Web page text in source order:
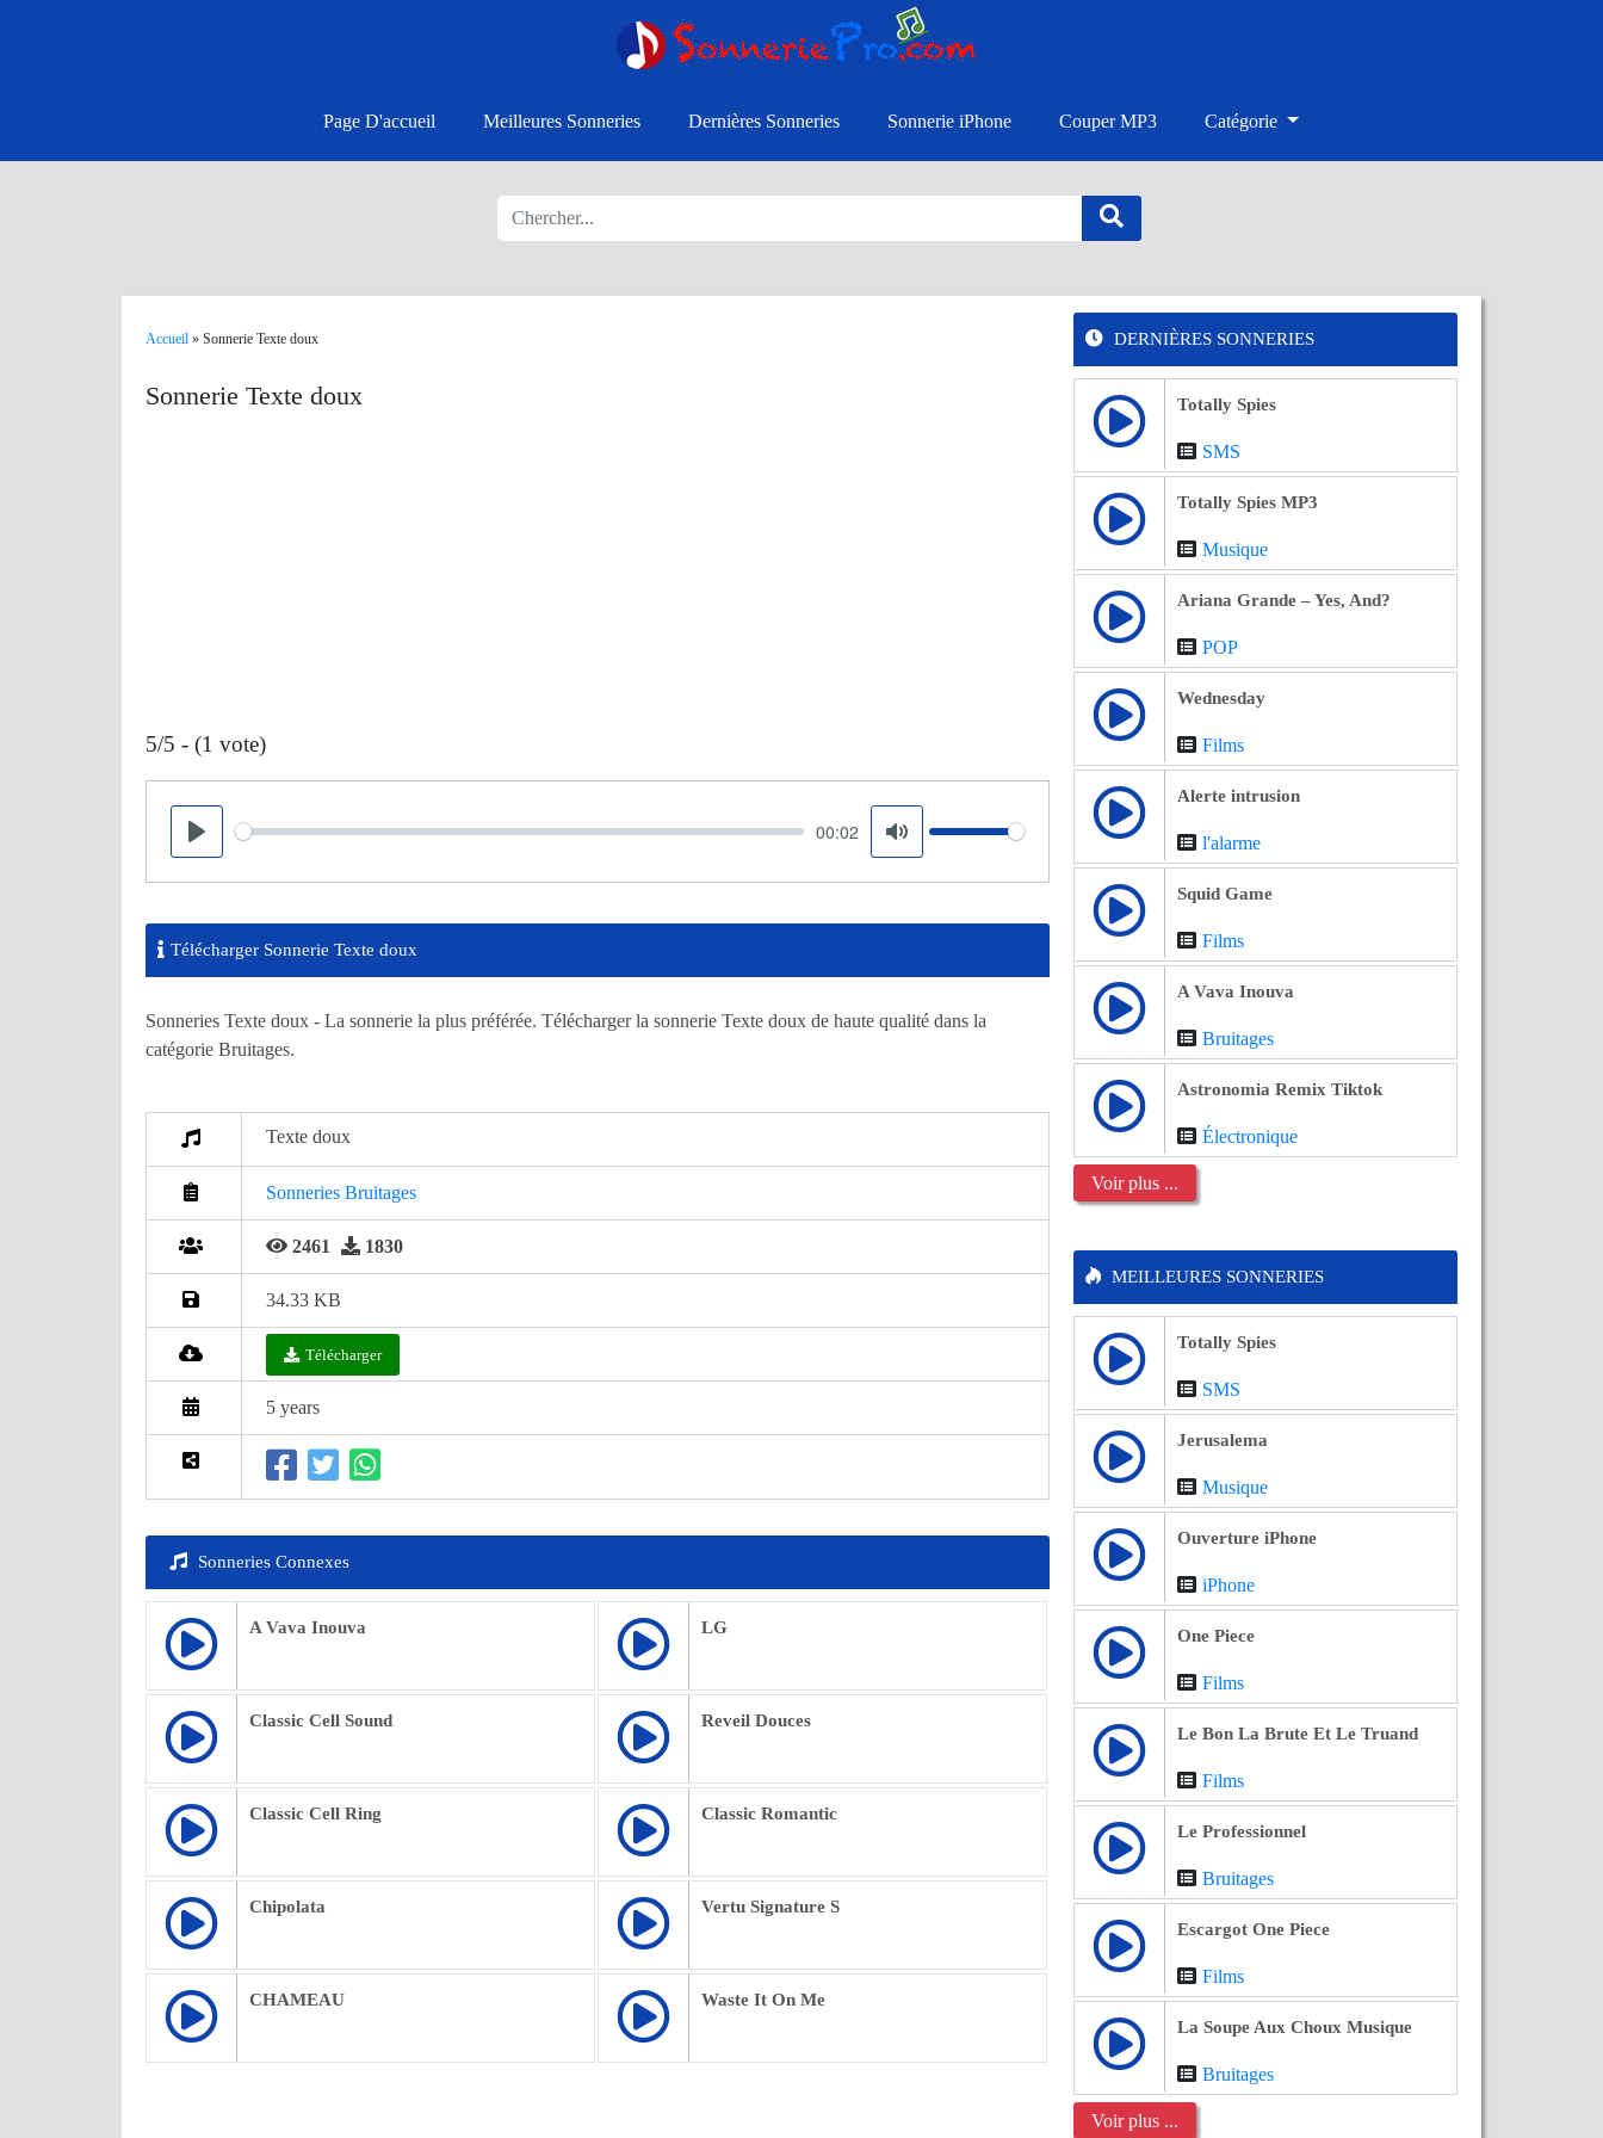
Page D'accueil Meilleures Sonneries Dernières Sonneries Sonnerie iPhone Couper MP3 Catégorie
Accueil » Sonnerie Texte doux
Sonnerie Texte doux
5/5 - (1 vote)
Play
Seek 00:02
Mute
Volume
Télécharger Sonnerie Texte doux
Sonneries Texte doux - La sonnerie la plus préférée. Télécharger la sonnerie Texte doux de haute qualité dans la
catégorie Bruitages.
Texte doux
Sonneries Bruitages
2461 1830
34.33 KB
Télécharger
5 years
Sonneries Connexes
A Vava Inouva LG
Classic Cell Sound Reveil Douces
Classic Cell Ring Classic Romantic
Chipolata Vertu Signature S
CHAMEAU Waste It On Me
DERNIÈRES SONNERIES
Totally Spies
SMS
Totally Spies MP3
Musique
Ariana Grande – Yes, And?
POP
Wednesday
Films
Alerte intrusion
l'alarme
Squid Game
Films
A Vava Inouva
Bruitages
Astronomia Remix Tiktok
Électronique
Voir plus ...
MEILLEURES SONNERIES
Totally Spies
SMS
Jerusalema
Musique
Ouverture iPhone
iPhone
One Piece
Films
Le Bon La Brute Et Le Truand
Films
Le Professionnel
Bruitages
Escargot One Piece
Films
La Soupe Aux Choux Musique
Bruitages
Voir plus ...